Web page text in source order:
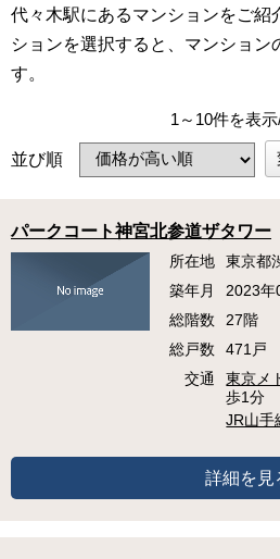
代々木駅にあるマンションをご紹
ションを選択すると、マンション
す。
1～10件を表
並び順
パークコート神宮北参道ザタワー
所在地
東京都
築年月
2023年
総階数
27階
総戸数
471戸
交通
東京メ
歩1分
JR山手
詳細を見